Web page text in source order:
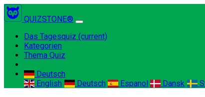
QUIZSTONE®
Das Tagesquiz (current)
Kategorien
Thema Quiz
Deutsch
English
Deutsch Espanol Dansk